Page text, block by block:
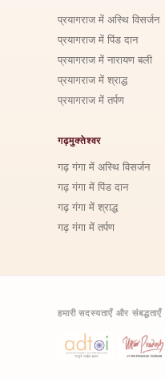
प्रयागराज में अस्थि विसर्जन
प्रयागराज में पिंड दान
प्रयागराज में नारायण बली
प्रयागराज में श्राद्ध
प्रयागराज में तर्पण
गढ़मुक्तेश्वर
गढ़ गंगा में अस्थि विसर्जन
गढ़ गंगा में पिंड दान
गढ़ गंगा में श्राद्ध
गढ़ गंगा में तर्पण
हमारी सदस्यताएँ और संबद्धताएँ